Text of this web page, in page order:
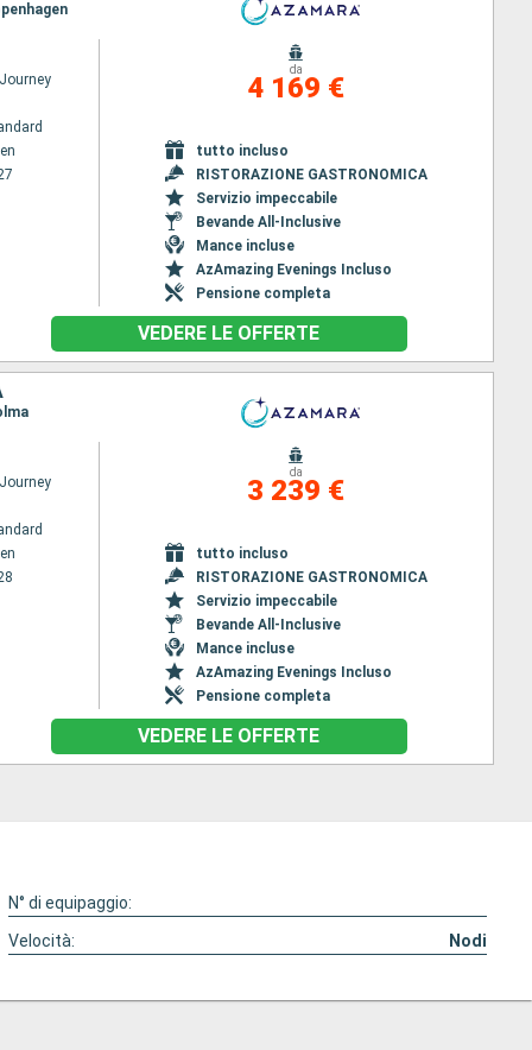
da
4 169 €
tutto incluso
RISTORAZIONE GASTRONOMICA
Servizio impeccabile
Bevande All-Inclusive
Mance incluse
AzAmazing Evenings Incluso
Pensione completa
VEDERE LE OFFERTE
da
3 239 €
tutto incluso
RISTORAZIONE GASTRONOMICA
Servizio impeccabile
Bevande All-Inclusive
Mance incluse
AzAmazing Evenings Incluso
Pensione completa
VEDERE LE OFFERTE
N° di equipaggio:
Velocità: Nodi